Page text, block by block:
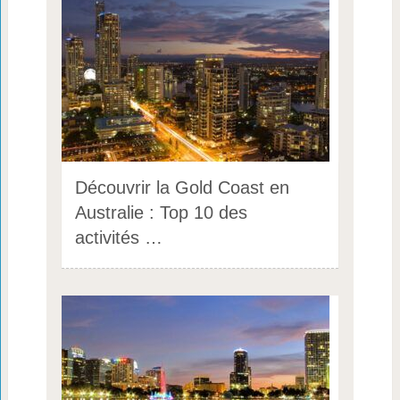
Découvrir la Gold Coast en
Australie : Top 10 des
activités …